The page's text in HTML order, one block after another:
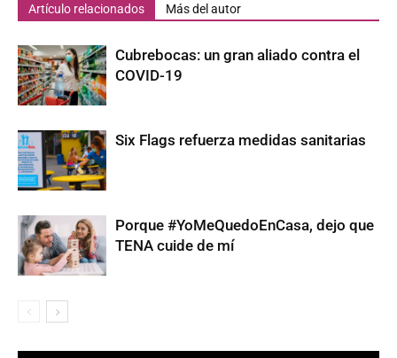
Artículo relacionados Más del autor
Cubrebocas: un gran aliado contra el
COVID-19
Six Flags refuerza medidas sanitarias
Porque #YoMeQuedoEnCasa, dejo que
TENA cuide de mí